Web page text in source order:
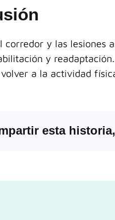
corredor y las lesiones
y
a la actividad
esta